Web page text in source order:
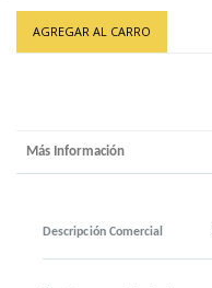
AGREGAR AL CARRO
Más Información
Descripción Comercial